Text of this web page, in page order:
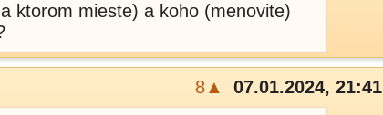
ktorom mieste) a koho (menovite)
8▲
07.01.2024, 21:41